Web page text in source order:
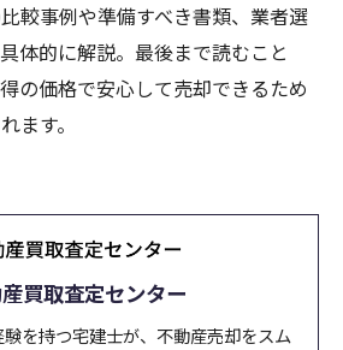
較事例や準備すべき書類、業者選
体的に解説。最後まで読むこと
の価格で安心して売却できるため
ます。
買取査定センター
を持つ宅建士が、不動産売却をスム